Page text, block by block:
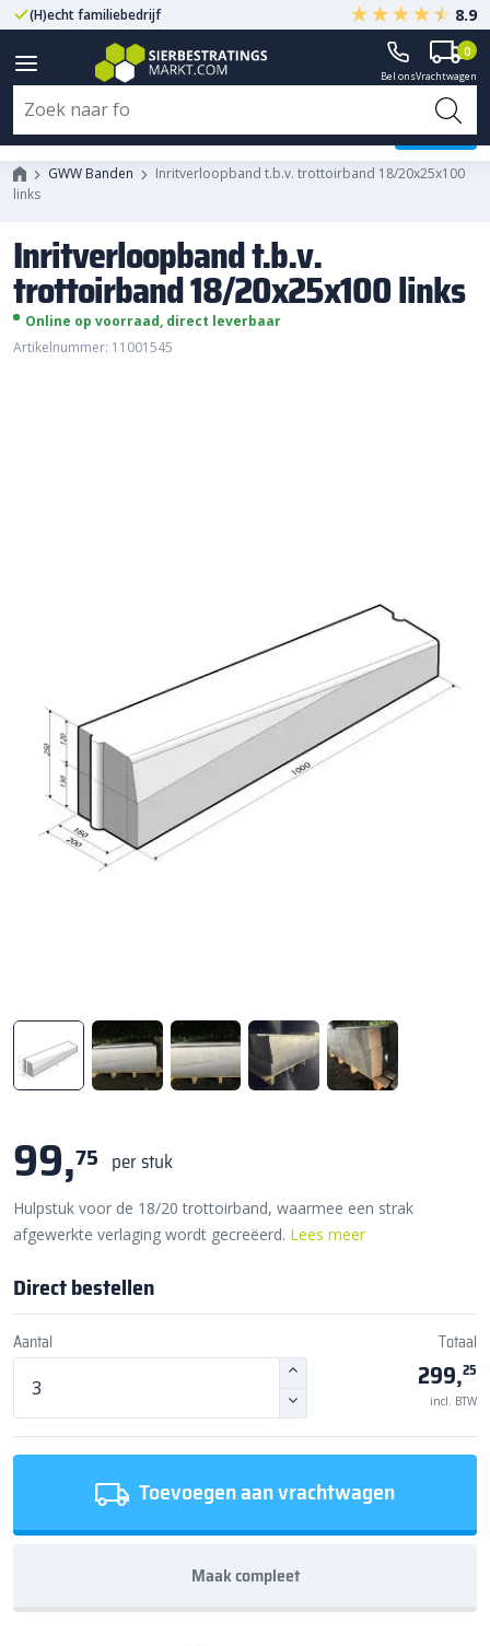
(H)echt familiebedrijf Gegarandeerd A-kwaliteit
8.9
Bel onsVrachtwagen
0
GWW Banden
Inritverloopband t.b.v. trottoirband 18/20x25x100
links
Inritverloopband t.b.v.
trottoirband 18/20x25x100 links
Online op voorraad, direct leverbaar
Artikelnummer: 11001545
99,75 per stuk
Hulpstuk voor de 18/20 trottoirband, waarmee een strak
afgewerkte verlaging wordt gecreëerd. Lees meer
Direct bestellen
Aantal Totaal
299,25
incl. BTW
Toevoegen aan vrachtwagen
Maak compleet
Inritverloopband t.b.v.
trottoirband 18/20x25x100 links